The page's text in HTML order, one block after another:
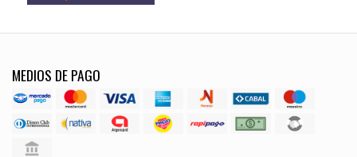
MEDIOS DE PAGO